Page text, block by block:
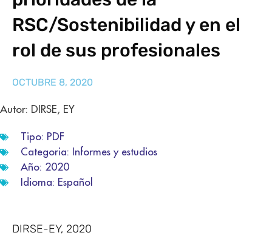
RSC/Sostenibilidad y en el
rol de sus profesionales
OCTUBRE 8, 2020
Autor: DIRSE, EY
Tipo: PDF
Categoria: Informes y estudios
Año: 2020
Idioma: Español
DIRSE-EY, 2020